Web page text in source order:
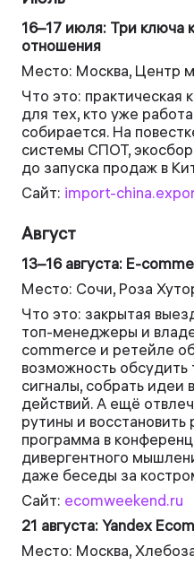
16–17 июля: Три ключа
отношения
Место: Москва, Центр
Что это:
для тех, кто уже
собирается. На
системы СПОТ,
до запуска продаж в
Сайт: import-
Август
13–16 августа: E-
Место: Сочи, Роза
Что это: закрытая
топ-менеджеры и
commerce и ретейле
возможность
сигналы, собрать идеи
действий. А ещё
рутины и
программа в
дивергентного
даже беседы за
Сайт: ecomweekend.ru
21 августа: Yandex
Место: Москва,